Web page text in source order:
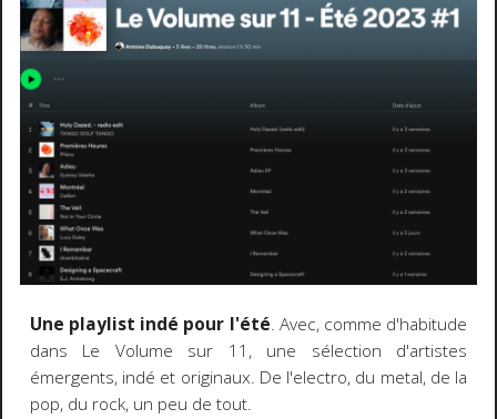
Une playlist indé pour l'été. Avec, comme d'habitude
dans Le Volume sur 11, une sélection d'artistes
émergents, indé et originaux. De l'electro, du metal, de la
pop, du rock, un peu de tout.